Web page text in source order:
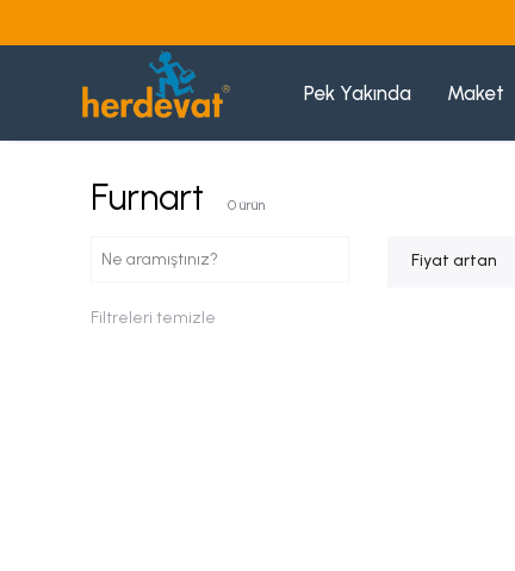
Pek Yakında Maket
Furnart 0 ürün
Fiyat artan
Filtreleri temizle